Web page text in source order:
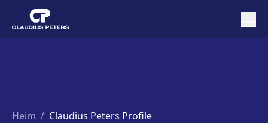
Heim / Claudius Peters Profile